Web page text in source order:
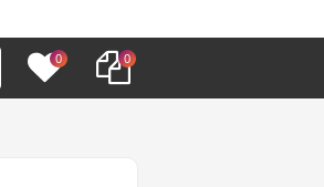
0 0